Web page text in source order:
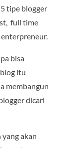
tipe blogger
full time
bisa
itu
membangun
dicari
akan